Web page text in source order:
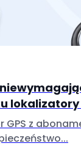
lokalizatory
GPS z